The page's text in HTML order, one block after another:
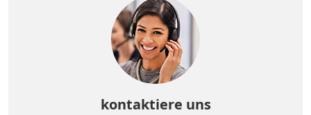
kontaktiere uns